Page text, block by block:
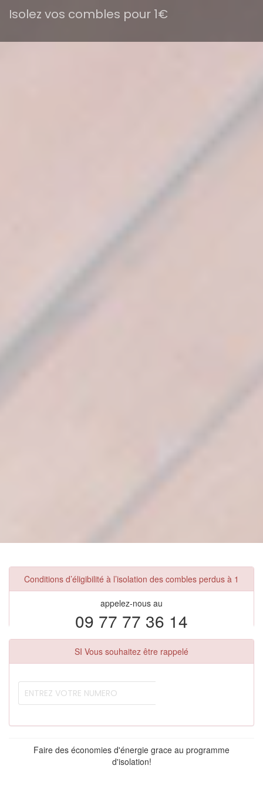
Isolez vos combles pour 1€
Conditions d’éligibilité à l’isolation des combles perdus à 1
appelez-nous au
09 77 77 36 14
SI Vous souhaitez être rappelé
Faire des économies d'énergie grace au programme
d'isolation!